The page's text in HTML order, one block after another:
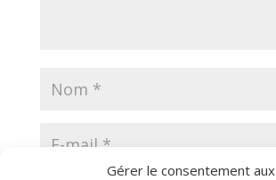
Gérer le consentement aux